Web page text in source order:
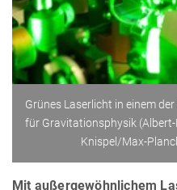
Grünes Laserlicht in einem
für Gravitationsphysik
Knispel/Max-
Mit außergewöhnlichem